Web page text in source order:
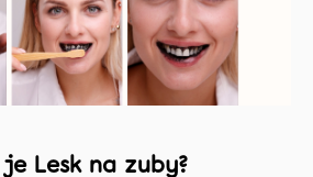
Lesk na zuby?